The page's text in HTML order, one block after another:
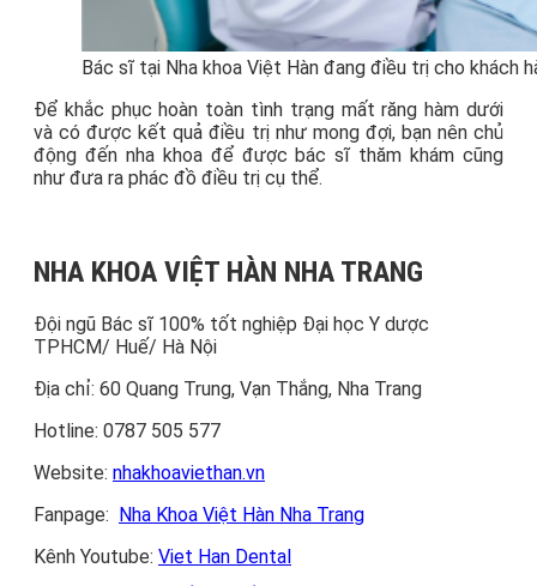
Bác sĩ tại Nha khoa Việt Hàn đang điều trị cho khách
Để khắc phục hoàn toàn tình trạng mất răng hàm dưới
và có được kết quả điều trị như mong đợi, bạn nên chủ
động đến nha khoa để được bác sĩ thăm khám cũng
như đưa ra phác đồ điều trị cụ thể.
NHA KHOA VIỆT HÀN NHA TRANG
Đội ngũ Bác sĩ 100% tốt nghiệp Đại học Y dược
TPHCM/ Huế/ Hà Nội
Địa chỉ: 60 Quang Trung, Vạn Thắng, Nha Trang
Hotline: 0787 505 577
Website: nhakhoaviethan.vn
Fanpage: Nha Khoa Việt Hàn Nha Trang
Kênh Youtube: Viet Han Dental